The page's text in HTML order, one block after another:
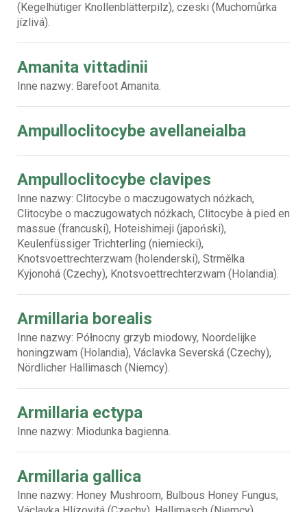
(Kegelhütiger Knollenblätterpilz), czeski (Muchomůrka
jízlivá).
Amanita vittadinii
Inne nazwy: Barefoot Amanita.
Ampulloclitocybe avellaneialba
Ampulloclitocybe clavipes
Inne nazwy: Clitocybe o maczugowatych nóżkach,
Clitocybe o maczugowatych nóżkach, Clitocybe à pied en
massue (francuski), Hoteishimeji (japoński),
Keulenfüssiger Trichterling (niemiecki),
Knotsvoettrechterzwam (holenderski), Strmělka
Kyjonohá (Czechy), Knotsvoettrechterzwam (Holandia).
Armillaria borealis
Inne nazwy: Północny grzyb miodowy, Noordelijke
honingzwam (Holandia), Václavka Severská (Czechy),
Nördlicher Hallimasch (Niemcy).
Armillaria ectypa
Inne nazwy: Miodunka bagienna.
Armillaria gallica
Inne nazwy: Honey Mushroom, Bulbous Honey Fungus,